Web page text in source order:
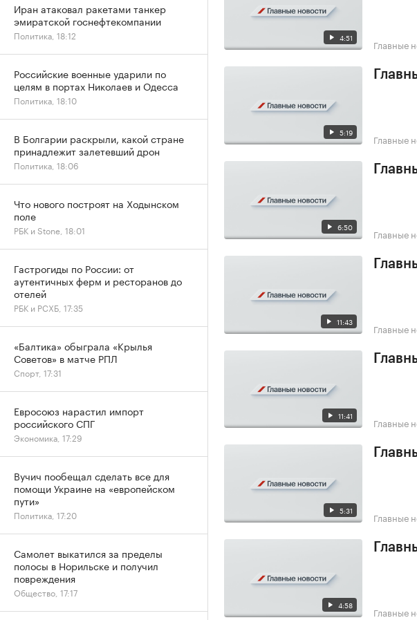
4:51 Главные
5:19 Главные
6:50 Главные
11:43 Главные
11:41 Главные
5:31 Главные
4:58 Главные
Иран атаковал ракетами танкер
эмиратской госнефтекомпании
Политика, 18:12
Российские военные ударили по
целям в портах Николаев и Одесса
Политика, 18:10
В Болгарии раскрыли, какой стране
принадлежит залетевший дрон
Политика, 18:06
Что нового построят на Ходынском
поле
РБК и Stone, 18:01
Гастрогиды по России: от
аутентичных ферм и ресторанов до
отелей
РБК и РСХБ, 17:35
«Балтика» обыграла «Крылья
Советов» в матче РПЛ
Спорт, 17:31
Евросоюз нарастил импорт
российского СПГ
Экономика, 17:29
Вучич пообещал сделать все для
помощи Украине на «европейском
пути»
Политика, 17:20
Самолет выкатился за пределы
полосы в Норильске и получил
повреждения
Общество, 17:17